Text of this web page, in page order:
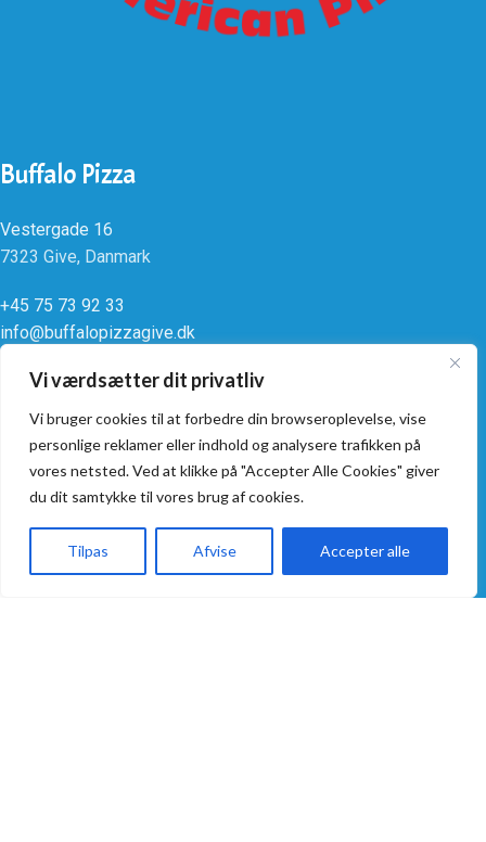
Vi værdsætter dit privatliv
Vi bruger cookies til at forbedre din browseroplevelse, vise
personlige reklamer eller indhold og analysere trafikken på
vores netsted. Ved at klikke på "Accepter Alle Cookies" giver
du dit samtykke til vores brug af cookies.
Tilpas Afvise Accepter alle
Buffalo Pizza
Vestergade 16
7323 Give, Danmark
+45 75 73 92 33
info@buffalopizzagive.dk
Smiley Rapport
Åbningstider
Alle dage:
Praktisk
Takeaway